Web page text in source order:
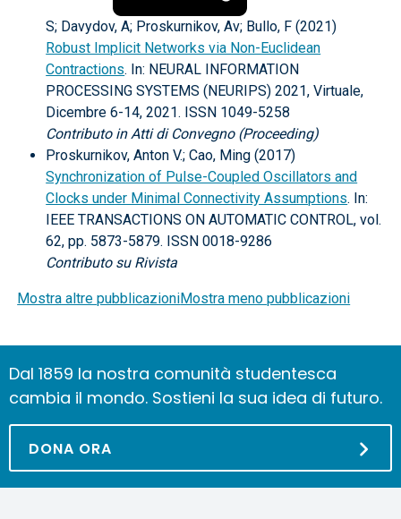
S; Davydov, A; Proskurnikov, Av; Bullo, F (2021)
Robust Implicit Networks via Non-Euclidean
Contractions. In: NEURAL INFORMATION
PROCESSING SYSTEMS (NEURIPS) 2021, Virtuale,
Dicembre 6-14, 2021. ISSN 1049-5258
Contributo in Atti di Convegno (Proceeding)
Proskurnikov, Anton V.; Cao, Ming (2017)
Synchronization of Pulse-Coupled Oscillators and
Clocks under Minimal Connectivity Assumptions. In:
IEEE TRANSACTIONS ON AUTOMATIC CONTROL, vol.
62, pp. 5873-5879. ISSN 0018-9286
Contributo su Rivista
Mostra altre pubblicazioniMostra meno pubblicazioni
Dal 1859 la nostra comunità studentesca
cambia il mondo. Sostieni la sua idea di futuro.
DONA ORA